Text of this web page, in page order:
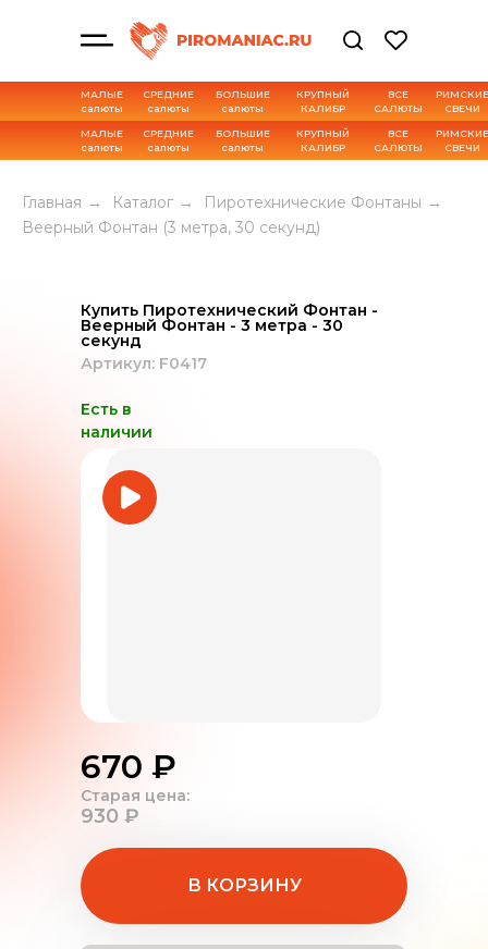
МАЛЫЕ
салюты
ВСЕ
САЛЮТЫ
СРЕДНИЕ
салюты
РИМСКИЕ
СВЕЧИ
БОЛЬШИЕ
салюты
КРУПНЫЙ
КАЛИБР
МАЛЫЕ
салюты
ВСЕ
САЛЮТЫ
СРЕДНИЕ
салюты
РИМСКИЕ
СВЕЧИ
БОЛЬШИЕ
салюты
КРУПНЫЙ
КАЛИБР
Главная → Каталог → Пиротехнические Фонтаны →
Веерный Фонтан (3 метра, 30 секунд)
Купить Пиротехнический Фонтан -
Веерный Фонтан - 3 метра - 30
секунд
Характеристика товара
Есть в
наличии
670 ₽
930 ₽
В КОРЗИНУ
Старая цена:
Артикул: F0417